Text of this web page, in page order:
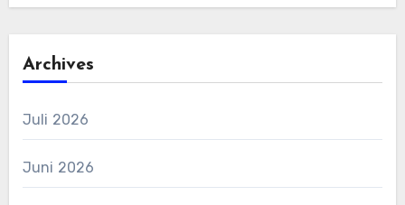
Archives
Juli 2026
Juni 2026